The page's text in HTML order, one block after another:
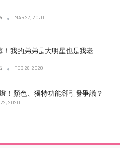
MAR 27, 2020
！我的弟弟是大明星也是我老
FEB 28, 2020
！顏色、獨特功能卻引發爭議？
22, 2020